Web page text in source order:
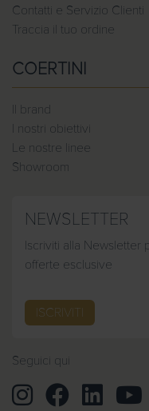
Contatti e Servizio Clienti
Traccia il tuo ordine
COERTINI
Il brand
I nostri obiettivi
Le nostre linee
Showroom
NEWSLETTER
Iscriviti alla Newsletter
offerte esclusive
ISCRIVITI
Seguici qui